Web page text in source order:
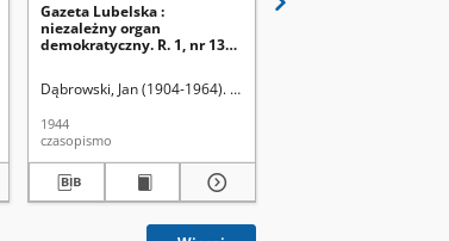
Gazeta Lubelska :
niezależny organ
demokratyczny. R. 1, nr 13
Dąbrowski, Jan (1904-1964). Red
1944
czasopismo